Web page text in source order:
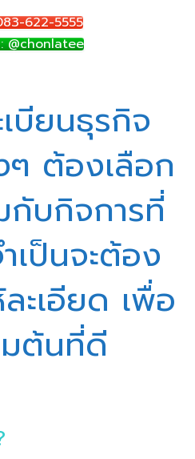
622-5555
@chonlatee
บียนธุรกิจ
ๆ ต้องเลือก
กับกิจการที่
เป็นจะต้อง
ะเอียด เพื่อ
มต้นที่ดี